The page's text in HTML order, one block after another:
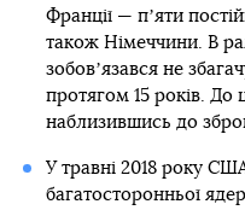
Франції — пʼяти
також Німеччини. В
зобовʼязався не
протягом 15 років. До
наблизившись до
У травні 2018 року
багатосторонньої